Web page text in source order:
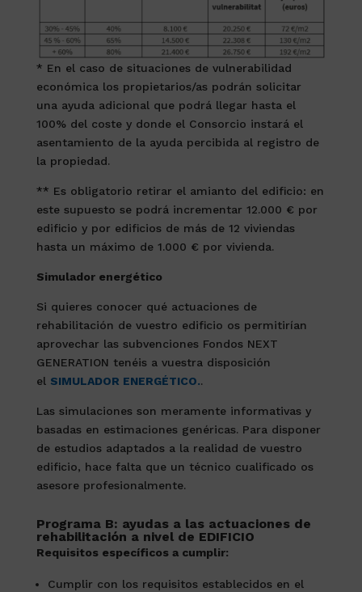
* En el caso de situaciones de vulnerabilidad
económica los propietarios/as podrán solicitar
una ayuda adicional que podrá llegar hasta el
100% del coste y donde el Consorcio instará el
asentamiento de la ayuda percibida al registro de
la propiedad.
** Es obligatorio retirar el amianto del edificio: en
este supuesto se podrá incrementar 12.000 € por
edificio y por edificios de más de 12 viviendas
hasta un máximo de 1.000 € por vivienda.
Simulador energético
Si quieres conocer qué actuaciones de
rehabilitación de vuestro edificio os permitirían
aprovechar las subvenciones Fondos NEXT
GENERATION tenéis a vuestra disposición
el SIMULADOR ENERGÉTICO..
Las simulaciones son meramente informativas y
basadas en estimaciones genéricas. Para disponer
de estudios adaptados a la realidad de vuestro
edificio, hace falta que un técnico cualificado os
asesore profesionalmente.
Programa B: ayudas a las actuaciones de
rehabilitación a nivel de EDIFICIO
Requisitos específicos a cumplir:
Cumplir con los requisitos establecidos en el